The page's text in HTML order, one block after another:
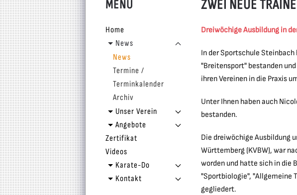
MENU
Home
News
News
Termine /
Terminkalender
Archiv
Unser Verein
Angebote
Zertifikat
Videos
Karate-Do
Kontakt
ZWEI NEUE
Dreiwöchige Ausbildung in
In der Sportschule Steinbach
"Breitensport" bestanden
ihren Vereinen in die Praxis
Unter Ihnen haben auch
bestanden.
Die dreiwöchige Ausbildung
Württemberg (KVBW), war
worden und hatte sich in die
"Sportbiologie", "Allgemeine
gegliedert.